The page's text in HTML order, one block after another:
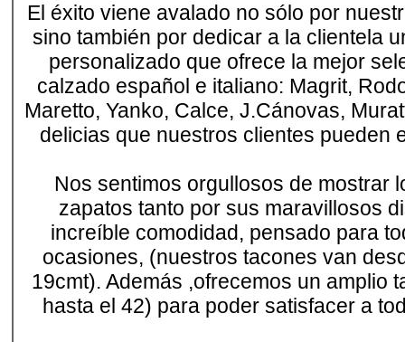
El éxito viene avalado no sólo por
sino también por dedicar a la clientela
personalizado que ofrece la mejor
calzado español e italiano: Magrit,
Maretto, Yanko, Calce, J.Cánovas,
delicias que nuestros clientes pueden
Nos sentimos orgullosos de mostrar
zapatos tanto por sus maravillosos
increíble comodidad, pensado para
ocasiones, (nuestros tacones van
19cmt). Además ,ofrecemos un amplio
hasta el 42) para poder satisfacer a